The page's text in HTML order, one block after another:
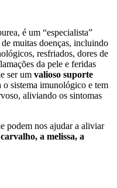
é um “especialista”
muitas doenças, incluindo
resfriados, dores de
da pele e feridas
ser um valioso suporte
o sistema imunológico e tem
aliviando os sintomas
podem nos ajudar a aliviar
a melissa, a